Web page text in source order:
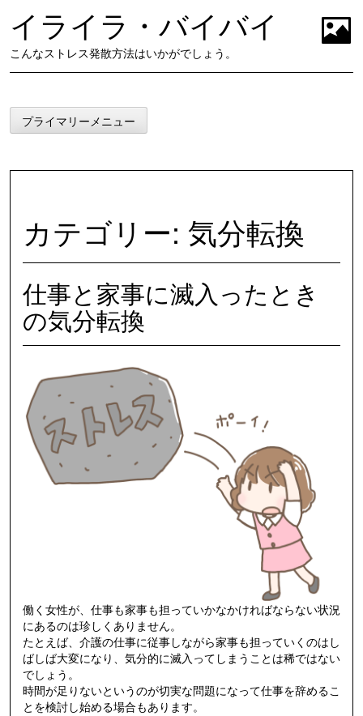
ツ
ス
ッ
イライラ・バイバイ
こんなストレス発散方法はいかがでしょう。
プライマリーメニュー
カテゴリー: 気分転換
仕事と家事に滅入ったとき
の気分転換
働く女性が、仕事も家事も担っていかなかければならない状況
にあるのは珍しくありません。
たとえば、介護の仕事に従事しながら家事も担っていくのはし
ばしば大変になり、気分的に滅入ってしまうことは稀ではない
でしょう。
時間が足りないというのが切実な問題になって仕事を辞めるこ
とを検討し始める場合もあります。